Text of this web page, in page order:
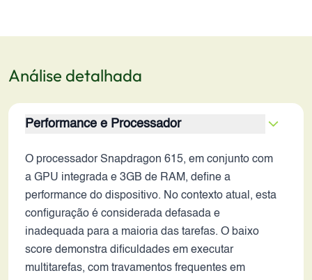
Análise detalhada
Performance e Processador
O processador Snapdragon 615, em conjunto com
a GPU integrada e 3GB de RAM, define a
performance do dispositivo. No contexto atual, esta
configuração é considerada defasada e
inadequada para a maioria das tarefas. O baixo
score demonstra dificuldades em executar
multitarefas, com travamentos frequentes em